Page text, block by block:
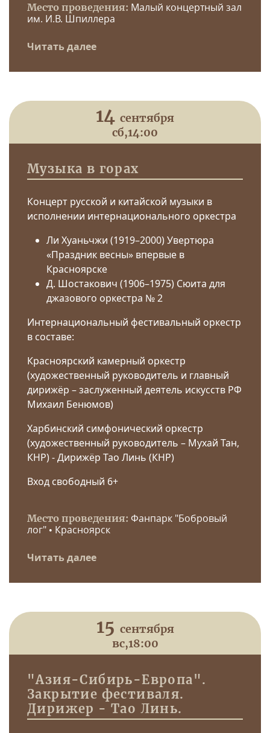
Место проведения: Малый концертный зал
им. И.В. Шпиллера
Читать далее
14 сентября
сб,14:00
Музыка в горах
Концерт русской и китайской музыки в
исполнении интернационального оркестра
Ли Хуаньчжи (1919–2000) Увертюра
«Праздник весны» впервые в
Красноярске
Д. Шостакович (1906–1975) Сюита для
джазового оркестра № 2
Интернациональный фестивальный оркестр
в составе:
Красноярский камерный оркестр
(художественный руководитель и главный
дирижёр – заслуженный деятель искусств РФ
Михаил Бенюмов)
Харбинский симфонический оркестр
(художественный руководитель – Мухай Тан,
КНР) - Дирижёр Тао Линь (КНР)
Вход свободный 6+
Место проведения: Фанпарк "Бобровый
лог" • Красноярск
Читать далее
15 сентября
вс,18:00
"Азия-Сибирь-Европа".
Закрытие фестиваля.
Дирижер - Тао Линь.